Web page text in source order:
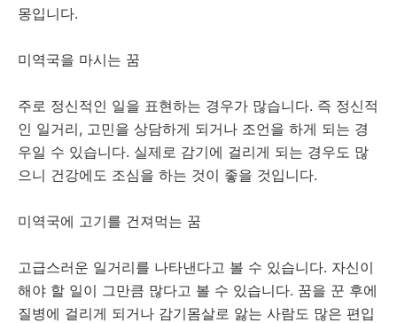
몽입니다.
미역국을 마시는 꿈
주로 정신적인 일을 표현하는 경우가 많습니다. 즉 정신적
인 일거리, 고민을 상담하게 되거나 조언을 하게 되는 경
우일 수 있습니다. 실제로 감기에 걸리게 되는 경우도 많
으니 건강에도 조심을 하는 것이 좋을 것입니다.
미역국에 고기를 건져먹는 꿈
고급스러운 일거리를 나타낸다고 볼 수 있습니다. 자신이
해야 할 일이 그만큼 많다고 볼 수 있습니다. 꿈을 꾼 후에
질병에 걸리게 되거나 감기몸살로 앓는 사람도 많은 편입